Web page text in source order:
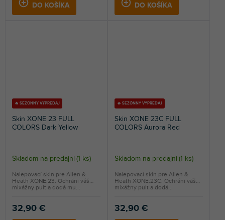
DO KOŠÍKA DO KOŠÍKA
🔥 SEZÓNNY VÝPREDAJ
Skin XONE 23 FULL
COLORS Dark Yellow
Skladom na predajni (1 ks)
32,90 €
Nalepovací skin pre Allen &
Heath XONE:23. Ochráni váš
mixážny pult a dodá mu...
🔥 SEZÓNNY VÝPREDAJ
Skin XONE 23C FULL
COLORS Aurora Red
Skladom na predajni (1 ks)
32,90 €
Nalepovací skin pre Allen &
Heath XONE:23C. Ochráni váš
mixážny pult a dodá...